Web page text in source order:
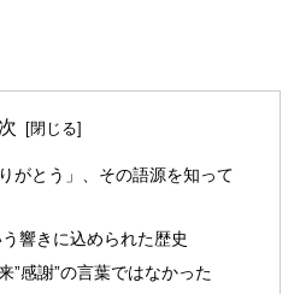
がとう」、その語源を知って
響きに込められた歴史
”感謝”の言葉ではなかった